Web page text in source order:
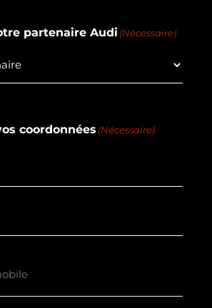
partenaire Audi (Nécessaire)
coordonnées (Nécessaire)